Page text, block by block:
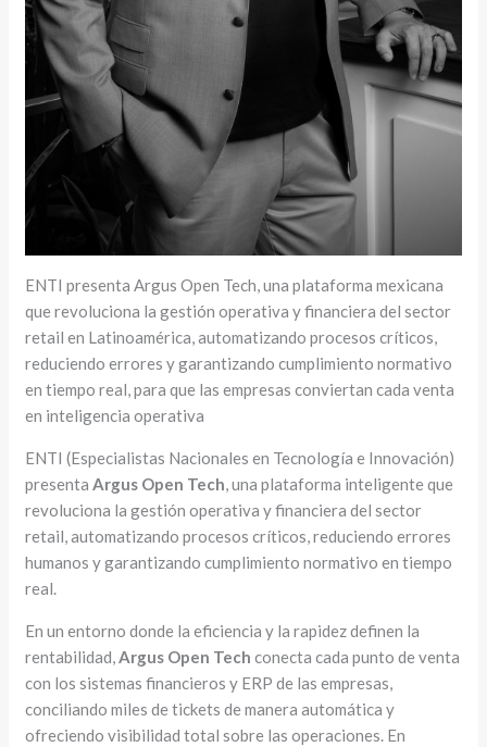
ENTI presenta Argus Open Tech, una plataforma mexicana
que revoluciona la gestión operativa y financiera del sector
retail en Latinoamérica, automatizando procesos críticos,
reduciendo errores y garantizando cumplimiento normativo
en tiempo real, para que las empresas conviertan cada venta
en inteligencia operativa
ENTI (Especialistas Nacionales en Tecnología e Innovación)
presentaArgus Open Tech, una plataforma inteligente que
revoluciona la gestión operativa y financiera del sector
retail, automatizando procesos críticos, reduciendo errores
humanos y garantizando cumplimiento normativo en tiempo
real.
En un entorno donde la eficiencia y la rapidez definen la
rentabilidad,Argus Open Tech conecta cada punto de venta
con los sistemas financieros y ERP de las empresas,
conciliando miles de tickets de manera automática y
ofreciendo visibilidad total sobre las operaciones. En